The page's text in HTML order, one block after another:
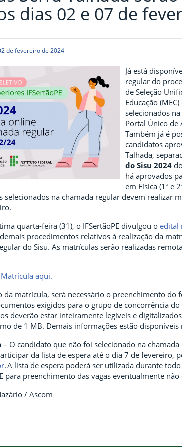
dias 02 e 07 de
de fevereiro de 2024
Já está
regular do
de Seleção
Educação
selecionados
Portal Único de
Também já é
candidatos
Talhada,
do Sisu 2024
há aprovados
em Física (1ª e
selecionados na chamada regular devem realizar
quarta-feira (31), o IFSertãoPE divulgou o edital
procedimentos relativos à realização da
do Sisu. As matrículas serão realizadas
aqui.
da matrícula, será necessário o preenchimento do
exigidos para o grupo de concorrência
deverão estar inteiramente legíveis e
de 1 MB. Demais informações estão disponíveis
– O candidato que não foi selecionado na
da lista de espera até o dia 7 de fevereiro,
. A lista de espera poderá ser utilizada durante
para preenchimento das vagas eventualmente
/ Ascom